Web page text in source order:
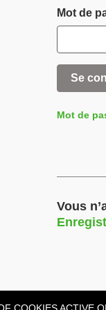
Mot de
Se
Mot de
Vous